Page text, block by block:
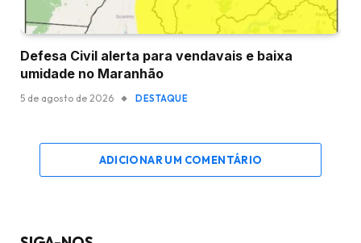
Defesa Civil alerta para vendavais e baixa
umidade no Maranhão
5 de agosto de 2026 DESTAQUE
ADICIONAR UM COMENTÁRIO